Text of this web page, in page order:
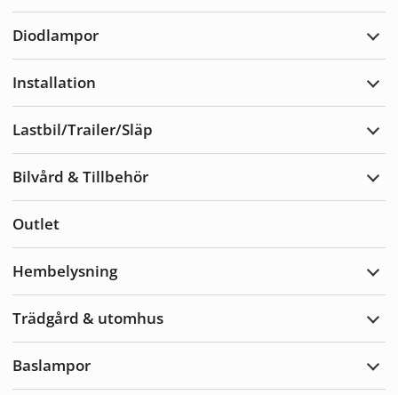
Diodlampor
Installation
Lastbil/Trailer/Släp
Bilvård & Tillbehör
Outlet
Hembelysning
Trädgård & utomhus
Baslampor